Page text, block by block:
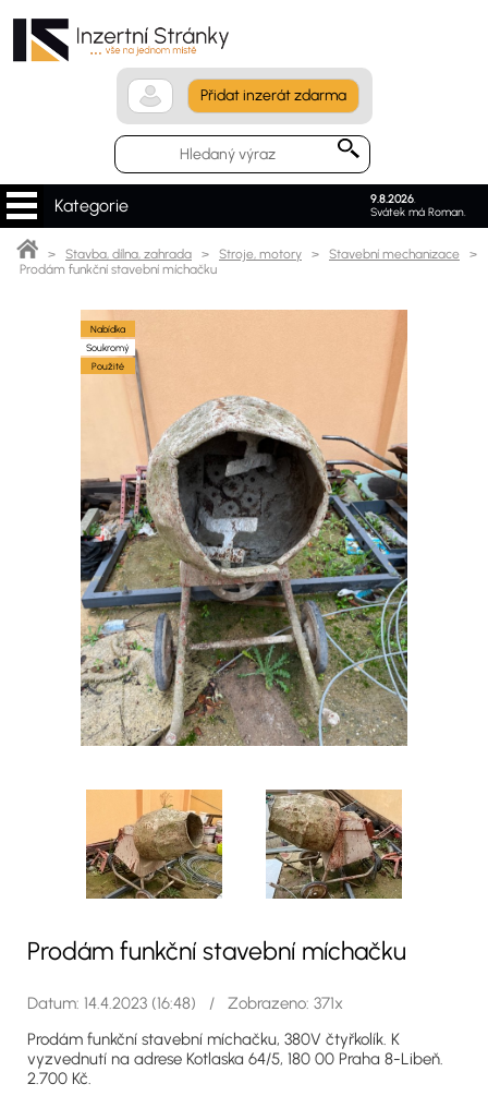
Přidat inzerát zdarma
9.8.2026.
Svátek má Roman.
Kategorie
> Stavba, dílna, zahrada > Stroje, motory > Stavební mechanizace >
Prodám funkční stavební míchačku
Nabídka
Soukromý
Použité
Prodám funkční stavební míchačku
Datum: 14.4.2023 (16:48) / Zobrazeno: 371x
Prodám funkční stavební míchačku, 380V čtyřkolík. K
vyzvednutí na adrese Kotlaska 64/5, 180 00 Praha 8-Libeň.
2.700 Kč.